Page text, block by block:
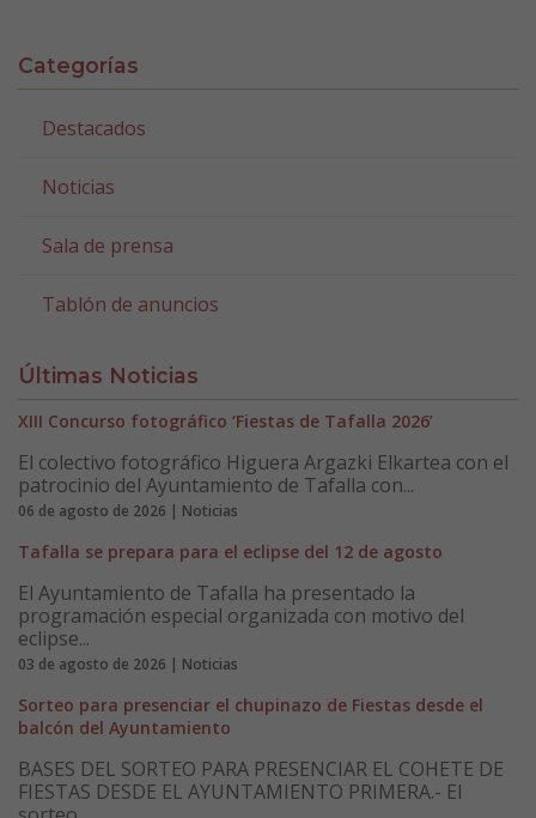
Categorías
Destacados
Noticias
Sala de prensa
Tablón de anuncios
Últimas Noticias
XIII Concurso fotográfico ‘Fiestas de Tafalla 2026’
El colectivo fotográfico Higuera Argazki Elkartea con el
patrocinio del Ayuntamiento de Tafalla con...
06 de agosto de 2026 | Noticias
Tafalla se prepara para el eclipse del 12 de agosto
El Ayuntamiento de Tafalla ha presentado la
programación especial organizada con motivo del
eclipse...
03 de agosto de 2026 | Noticias
Sorteo para presenciar el chupinazo de Fiestas desde el
balcón del Ayuntamiento
BASES DEL SORTEO PARA PRESENCIAR EL COHETE DE
FIESTAS DESDE EL AYUNTAMIENTO PRIMERA.- El